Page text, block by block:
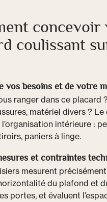
coulissant
vos besoins et de votre
ranger dans ce placard
matériel divers ? Le
intérieure :
paniers à linge.
et contraintes
mesurent précisément
du plafond et
portes, et évaluent